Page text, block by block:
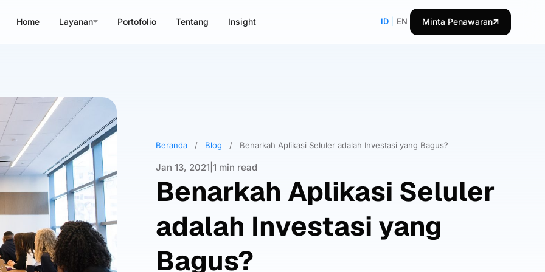
Home Layanan Portofolio Tentang Insight ID EN Minta Penawaran
Beranda / Blog / Benarkah Aplikasi Seluler adalah Investasi yang Bagus?
Jan 13, 2021 1 min read
Benarkah Aplikasi Seluler
adalah Investasi yang
Bagus?